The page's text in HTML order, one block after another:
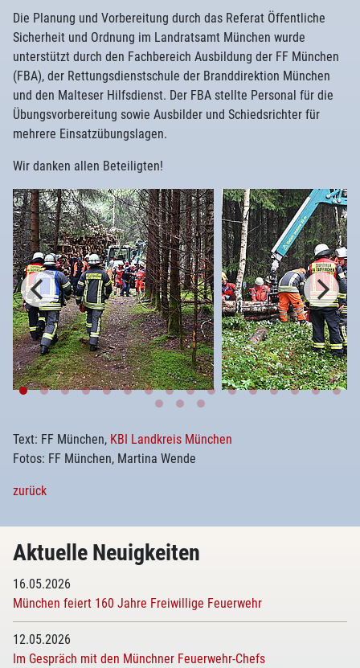
Die Planung und Vorbereitung durch das Referat Öffentliche
Sicherheit und Ordnung im Landratsamt München wurde
unterstützt durch den Fachbereich Ausbildung der FF München
(FBA), der Rettungsdienstschule der Branddirektion München
und den Malteser Hilfsdienst. Der FBA stellte Personal für die
Übungsvorbereitung sowie Ausbilder und Schiedsrichter für
mehrere Einsatzübungslagen.
Wir danken allen Beteiligten!
Text: FF München, KBI Landkreis München
Fotos: FF München, Martina Wende
zurück
Aktuelle Neuigkeiten
16.05.2026
München feiert 160 Jahre Freiwillige Feuerwehr
12.05.2026
Im Gespräch mit den Münchner Feuerwehr-Chefs